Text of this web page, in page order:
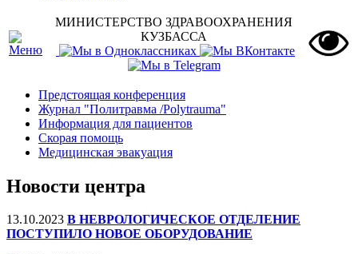
МИНИСТЕРСТВО ЗДРАВООХРАНЕНИЯ
КУЗБАССА
Предстоящая конференция
Журнал "Политравма /Polytrauma"
Информация для пациентов
Скорая помощь
Медицинская эвакуация
Новости центра
13.10.2023 В НЕВРОЛОГИЧЕСКОЕ ОТДЕЛЕНИЕ
ПОСТУПИЛО НОВОЕ ОБОРУДОВАНИЕ